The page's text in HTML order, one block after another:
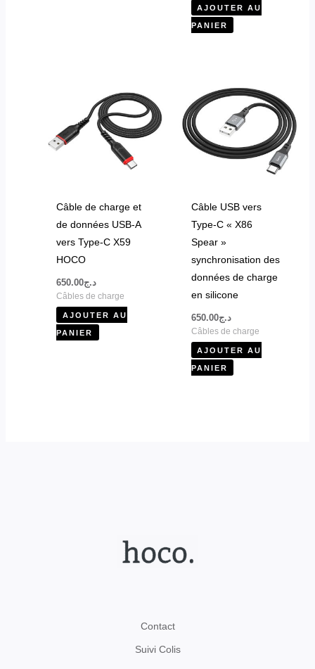
AJOUTER AU
PANIER
Câble de charge et
de données USB-A
vers Type-C X59
HOCO
د.ج650.00
Câbles de charge
AJOUTER AU
PANIER
Câble USB vers
Type-C « X86
Spear »
synchronisation des
données de charge
en silicone
د.ج650.00
Câbles de charge
AJOUTER AU
PANIER
Contact
Suivi Colis